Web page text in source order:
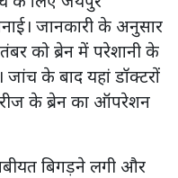
जानकारी के अनुसार
को ब्रेन में परेशानी के
के बाद यहां डॉक्टरों
के ब्रेन का ऑपरेशन
बिगड़ने लगी और